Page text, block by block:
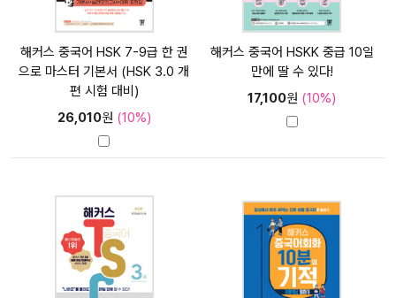
해커스 중국어 HSK 7-9급 한 권
으로 마스터 기본서 (HSK 3.0 개
편 시험 대비)
26,010원 (10%)
해커스 중국어 HSKK 중급 10일
만에 딸 수 있다!
17,100원 (10%)